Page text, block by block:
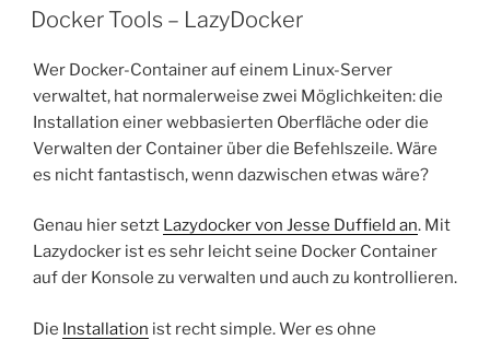
AM
Docker Tools – LazyDocker
Wer Docker-Container auf einem Linux-Server
verwaltet, hat normalerweise zwei Möglichkeiten: die
Installation einer webbasierten Oberfläche oder die
Verwalten der Container über die Befehlszeile. Wäre
es nicht fantastisch, wenn dazwischen etwas wäre?
Genau hier setzt Lazydocker von Jesse Duffield an. Mit
Lazydocker ist es sehr leicht seine Docker Container
auf der Konsole zu verwalten und auch zu kontrollieren.
Die Installation ist recht simple. Wer es ohne